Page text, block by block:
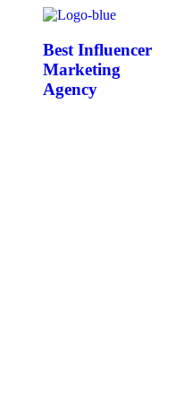
Best Influencer
Marketing
Agency